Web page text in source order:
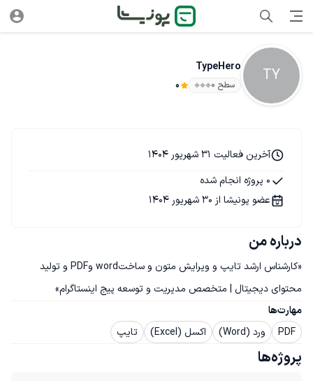
TY
TypeHero
سطح ۰ 0
درباره من
«کارشناس ارشد تایپ و ویرایش متون و ساختword وPDF و تولید
محتوای دیجیتال | متخصص مدیریت و توسعه پیج اینستاگرام»
مهارت‌ها
PDF
ورد (Word) اکسل (Excel) تایپ
آخرین فعالیت 31 شهریور 1404
0 پروژه انجام شده
عضو پونیشا از 30 شهریور 1404
پروژه‌ها